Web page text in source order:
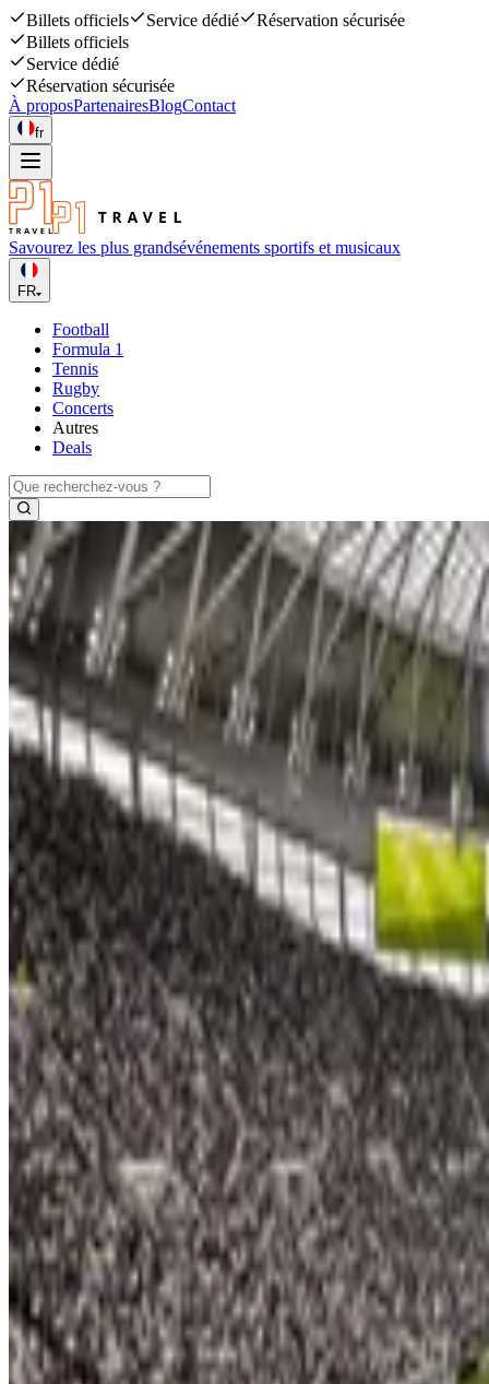
Billets officiels Service dédié
Réservation sécurisée
Billets officiels
Service dédié
Réservation sécurisée
À proposPartenairesBlogContact
fr
Savourez les plus grandsévénements sportifs et musicaux
FR
Football
Formula 1
Tennis
Rugby
Concerts
Autres
Deals